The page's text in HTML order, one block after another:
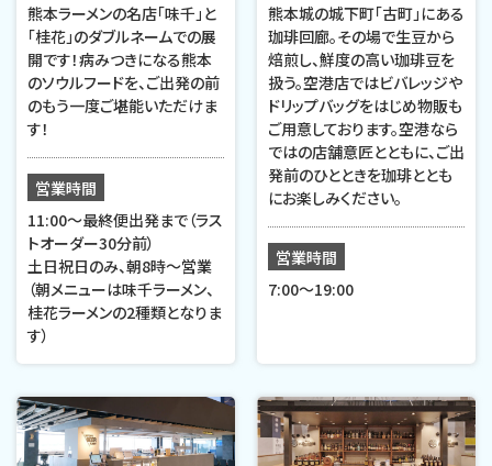
熊本ラーメンの名店「味千」と
「桂花」のダブルネームでの展
開です！病みつきになる熊本
のソウルフードを、ご出発の前
のもう一度ご堪能いただけま
す！
営業時間
11:00～最終便出発まで（ラス
トオーダー30分前）
土日祝日のみ、朝8時～営業
（朝メニューは味千ラーメン、
桂花ラーメンの2種類となりま
す）
熊本城の城下町「古町」にある
珈琲回廊。その場で生豆から
焙煎し、鮮度の高い珈琲豆を
扱う。空港店ではビバレッジや
ドリップバッグをはじめ物販も
ご用意しております。空港なら
ではの店舗意匠とともに、ご出
発前のひとときを珈琲ととも
にお楽しみください。
営業時間
7:00〜19:00